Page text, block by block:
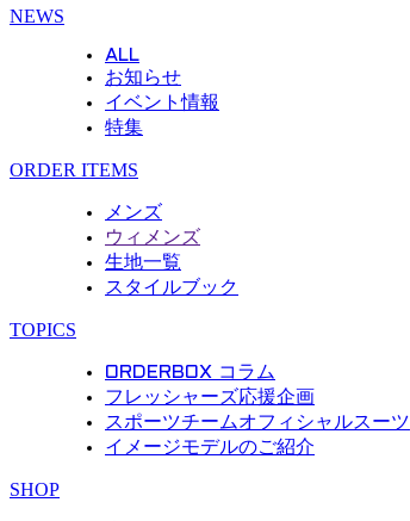
Menu
NEWS
ALL
お知らせ
イベント情報
特集
ORDER ITEMS
メンズ
ウィメンズ
生地一覧
スタイルブック
TOPICS
ORDERBOX コラム
フレッシャーズ応援企画
スポーツチームオフィシャルスーツ
イメージモデルのご紹介
SHOP